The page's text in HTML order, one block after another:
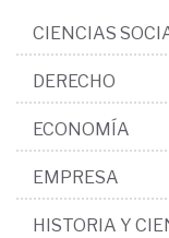
CIENCIAS
DERECHO
ECONOMÍA
EMPRESA
HISTORIA Y